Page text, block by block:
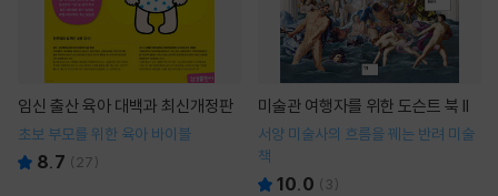
임신 출산 육아 대백과 최신개정판
초보 부모를 위한 육아 바이블
8.7 ( 27)
미술관 여행자를 위한 도슨트 북 II
서양 미술사의 흐름을 꿰는 반려 미술
책
10.0 ( 3)